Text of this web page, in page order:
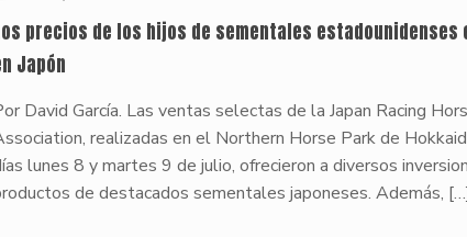
precios de los hijos de sementales estadounidenses
Japón
David García. Las ventas selectas de la Japan Racing
realizadas en el Northern Horse Park de
lunes 8 y martes 9 de julio, ofrecieron a diversos
de destacados sementales japoneses. Además,